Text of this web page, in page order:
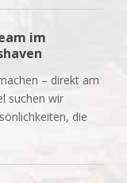
im
– direkt am
suchen wir
die